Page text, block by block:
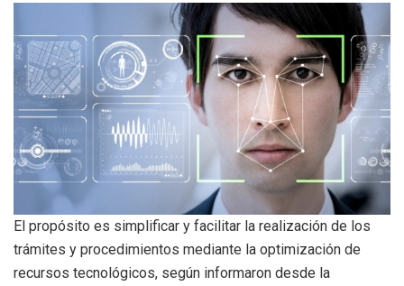
El propósito es simplificar y facilitar la realización de los
trámites y procedimientos mediante la optimización de
recursos tecnológicos, según informaron desde la